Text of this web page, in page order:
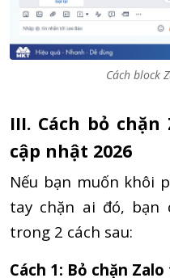
Cách block
III. Cách bỏ
cập nhật 2026
Nếu bạn muốn khôi
tay chặn ai đó, bạn
trong 2 cách sau:
Cách 1: Bỏ chặn